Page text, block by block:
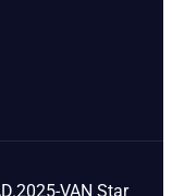
VAN Star